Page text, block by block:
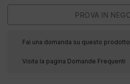
Fai una domanda su questo prodotto
Visita la pagina Domande Frequenti